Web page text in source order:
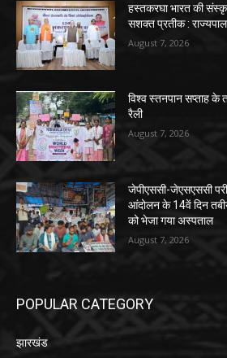
हस्तकरघा भारत की
सशक्त प्रतीक : राज्यपाल
August 7, 2026
विश्व स्तनपान सप्ताह
रैली
August 7, 2026
जेपीएससी-जेएसएससी
आंदोलन के 14वें दिन
को भेजा गया अस्पताल
August 7, 2026
POPULAR CATEGORY
झारखंड